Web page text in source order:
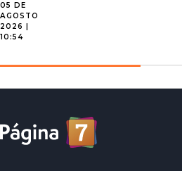
05 DE
AGOSTO
2026 |
10:54